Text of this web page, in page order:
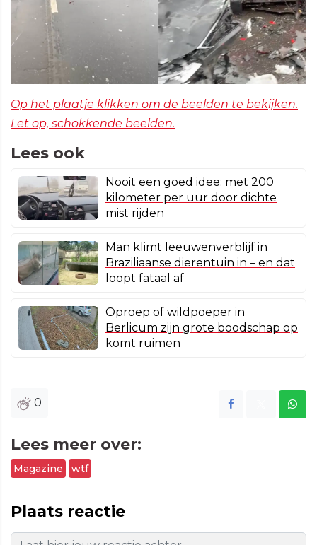
Op het plaatje klikken om de beelden te bekijken.
Let op, schokkende beelden.
Lees ook
Nooit een goed idee: met 200
kilometer per uur door dichte
mist rijden
Man klimt leeuwenverblijf in
Braziliaanse dierentuin in – en dat
loopt fataal af
Oproep of wildpoeper in
Berlicum zijn grote boodschap op
komt ruimen
0
Lees meer over:
Magazine wtf
Plaats reactie